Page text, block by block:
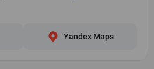
Yandex Maps